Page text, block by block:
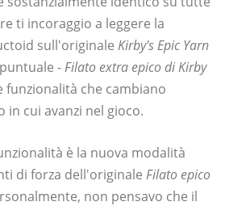
ti incoraggio a leggere la
sull'originale Kirby's Epic Yarn
-Filato extra epico di Kirby
che cambiano
cui avanzi nel gioco.
è la nuova modalità
di forza dell'originale Filato epico
non pensavo che il